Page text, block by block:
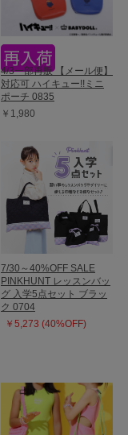
4/3一部再販 【メール便】
対応可 ハイキュー!!ミニ
ポーチ 0835
￥1,980
7/30～40%OFF SALE
PINKHUNT レッスンバッ
グ 入学5点セット ブラッ
ク 0704
￥5,273 (40%OFF)